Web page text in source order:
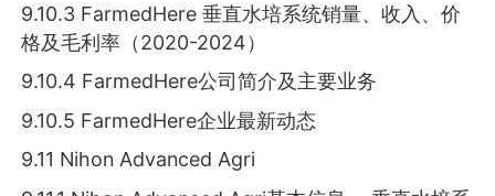
9.10.3 FarmedHere 垂直水培系统销量、收入、价
格及毛利率（2020-2024）
9.10.4 FarmedHere公司简介及主要业务
9.10.5 FarmedHere企业最新动态
9.11 Nihon Advanced Agri